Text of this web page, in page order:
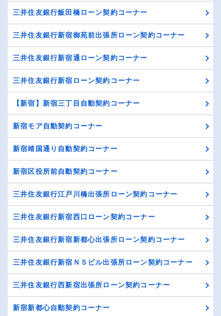
三井住友銀行飯田橋ローン契約コーナー
三井住友銀行新宿御苑前出張所ローン契約コーナー
三井住友銀行新宿通ローン契約コーナー
三井住友銀行新宿ローン契約コーナー
【新宿】新宿三丁目自動契約コーナー
新宿モア自動契約コーナー
新宿靖国通り自動契約コーナー
新宿区役所前自動契約コーナー
三井住友銀行江戸川橋出張所ローン契約コーナー
三井住友銀行新宿西口ローン契約コーナー
三井住友銀行新宿新都心出張所ローン契約コーナー
三井住友銀行新宿ＮＳビル出張所ローン契約コーナー
三井住友銀行西新宿出張所ローン契約コーナー
新宿新都心自動契約コーナー